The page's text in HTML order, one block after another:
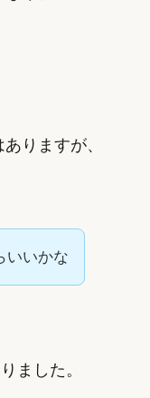
りますが、
いいかな
ました。